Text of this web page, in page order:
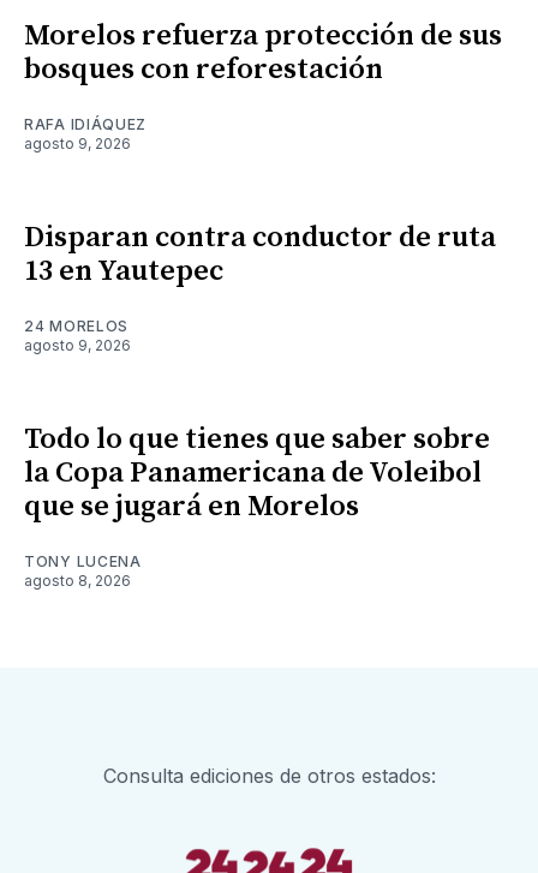
Morelos refuerza protección de sus
bosques con reforestación
RAFA IDIÁQUEZ
agosto 9, 2026
Disparan contra conductor de ruta
13 en Yautepec
24 MORELOS
agosto 9, 2026
Todo lo que tienes que saber sobre
la Copa Panamericana de Voleibol
que se jugará en Morelos
TONY LUCENA
agosto 8, 2026
Consulta ediciones de otros estados: